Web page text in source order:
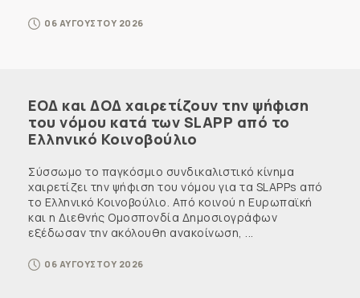
06 ΑΥΓΟΥΣΤΟΥ 2026
ΕΟΔ και ΔΟΔ χαιρετίζουν την ψήφιση
του νόμου κατά των SLAPP από το
Ελληνικό Κοινοβούλιο
Σύσσωμο το παγκόσμιο συνδικαλιστικό κίνημα
χαιρετίζει την ψήφιση του νόμου για τα SLAPPs από
το Ελληνικό Κοινοβούλιο. Από κοινού η Ευρωπαϊκή
και η Διεθνής Ομοσπονδία Δημοσιογράφων
εξέδωσαν την ακόλουθη ανακοίνωση, ...
06 ΑΥΓΟΥΣΤΟΥ 2026